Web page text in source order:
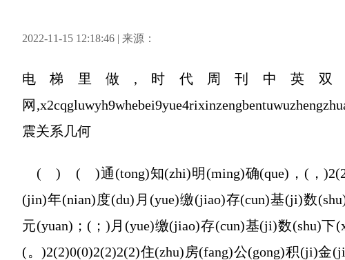
2022-11-15 12:18:46 | 来源：
电梯里做,时代周刊中英双
网
震关系几何
( ) ( )通(tong)知(zhi)明(ming)确(que)，(，
(jin)年(nian)度(du)月(yue)缴(jiao)存(cun)基(ji)数
元(yuan)；(；)月(yue)缴(jiao)存(cun)基(ji)数(shu)下
(。)2(2)0(0)2(2)2(2)住(zhu)房(fang)公(gong)积(ji)